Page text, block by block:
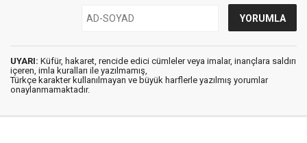
UYARI: Küfür, hakaret, rencide edici cümleler veya imalar, inançlara saldırı
içeren, imla kuralları ile yazılmamış,
Türkçe karakter kullanılmayan ve büyük harflerle yazılmış yorumlar
onaylanmamaktadır.